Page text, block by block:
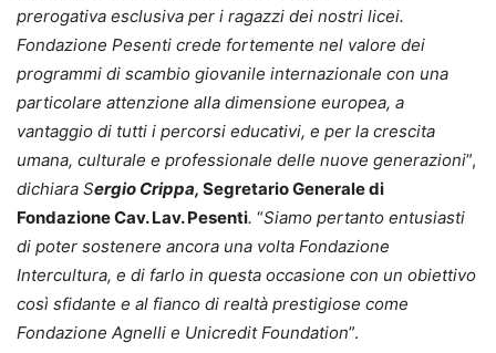
prerogativa esclusiva per i ragazzi dei nostri licei.
Fondazione Pesenti crede fortemente nel valore dei
programmi di scambio giovanile internazionale con una
particolare attenzione alla dimensione europea, a
vantaggio di tutti i percorsi educativi, e per la crescita
umana, culturale e professionale delle nuove generazioni”,
dichiara Sergio Crippa, Segretario Generale di
Fondazione Cav. Lav. Pesenti. “Siamo pertanto entusiasti
di poter sostenere ancora una volta Fondazione
Intercultura, e di farlo in questa occasione con un obiettivo
così sfidante e al fianco di realtà prestigiose come
Fondazione Agnelli e Unicredit Foundation”.